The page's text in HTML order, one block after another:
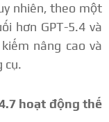
nhiên, theo một
hơn GPT-5.4 và
nâng cao và
cụ.
hoạt động thế